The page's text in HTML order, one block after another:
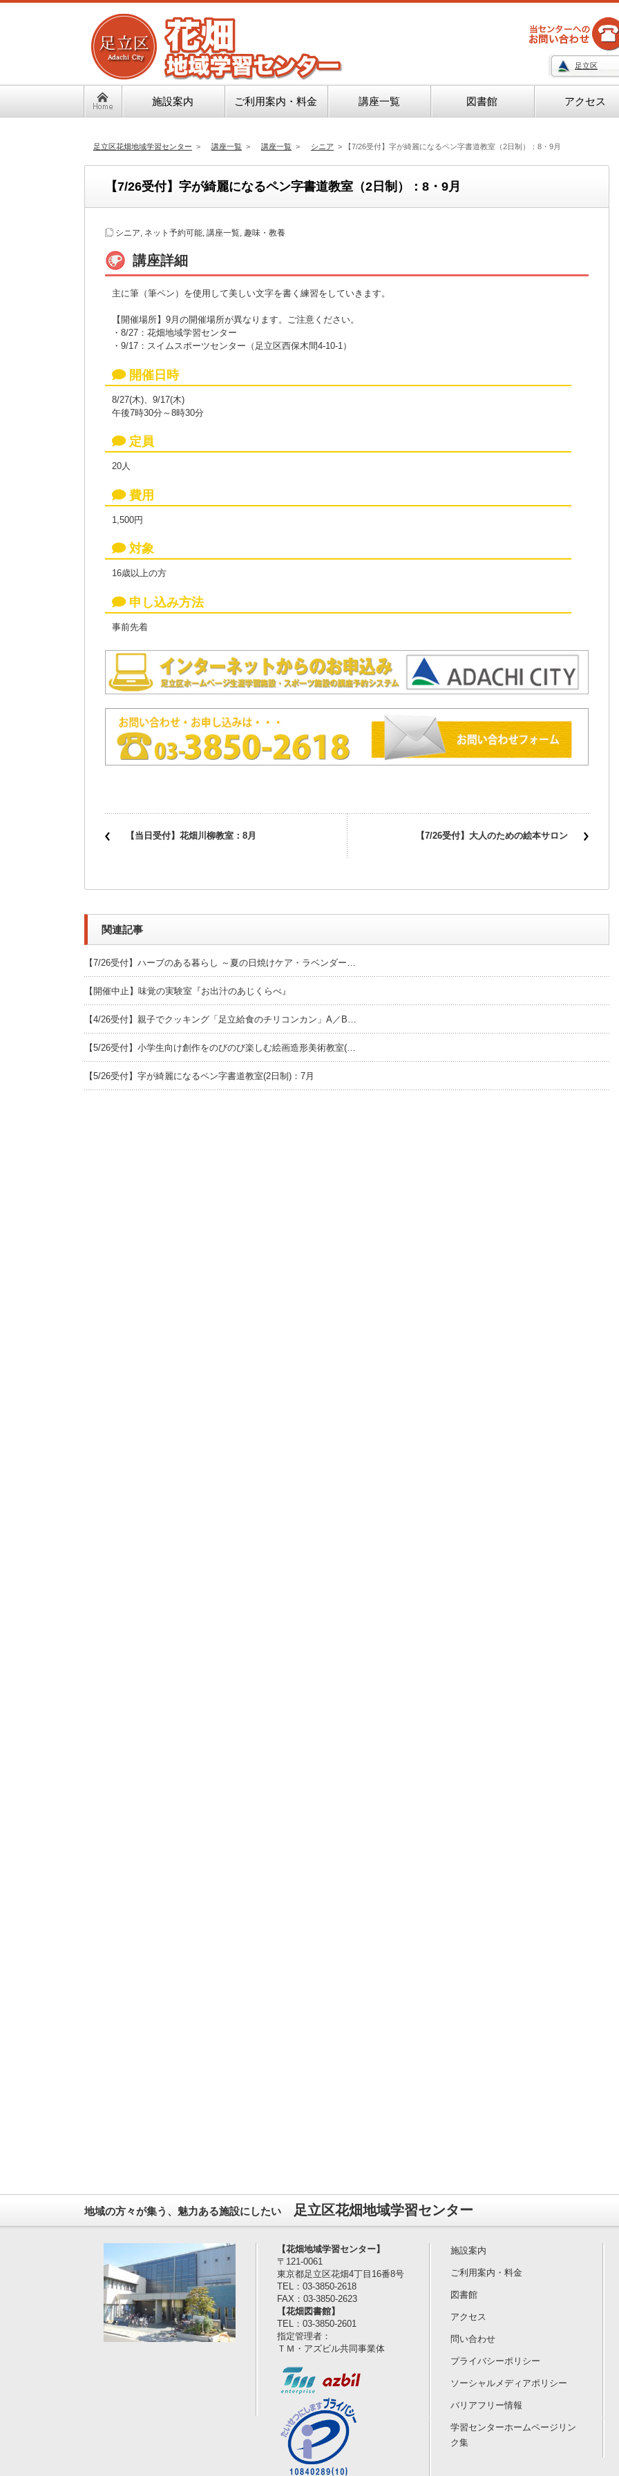
足立区
施設案内 ご利用案内・料金 講座一覧 図書館 アクセス
足立区花畑地域学習センター > 講座一覧 > 講座一覧 > シニア > 【7/26受付】字が綺麗になるペン字書道教室（2日制）：8・9月
【7/26受付】字が綺麗になるペン字書道教室（2日制）：8・9月
シニア, ネット予約可能, 講座一覧, 趣味・教養
講座詳細
主に筆（筆ペン）を使用して美しい文字を書く練習をしていきます。
【開催場所】9月の開催場所が異なります。ご注意ください。
・8/27：花畑地域学習センター
・9/17：スイムスポーツセンター（足立区西保木間4-10-1）
開催日時
8/27(木)、9/17(木)
午後7時30分～8時30分
定員
20人
費用
1,500円
対象
16歳以上の方
申し込み方法
事前先着
【当日受付】花畑川柳教室：8月 【7/26受付】大人のための絵本サロン
関連記事
【7/26受付】ハーブのある暮らし ～夏の日焼けケア・ラベンダー…
【開催中止】味覚の実験室『お出汁のあじくらべ』
【4/26受付】親子でクッキング「足立給食のチリコンカン」A／B…
【5/26受付】小学生向け創作をのびのび楽しむ絵画造形美術教室(…
【5/26受付】字が綺麗になるペン字書道教室(2日制)：7月
地域の方々が集う、魅力ある施設にしたい 足立区花畑地域学習センター
【花畑地域学習センター】
〒121-0061
東京都足立区花畑4丁目16番8号
TEL：03-3850-2618
FAX：03-3850-2623
【花畑図書館】
TEL：03-3850-2601
指定管理者：
ＴＭ・アズビル共同事業体
施設案内
ご利用案内・料金
図書館
アクセス
問い合わせ
プライバシーポリシー
ソーシャルメディアポリシー
バリアフリー情報
学習センターホームページリン
ク集